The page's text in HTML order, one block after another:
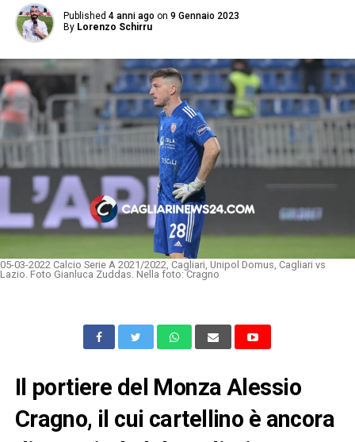
Published 4 anni ago on 9 Gennaio 2023
By Lorenzo Schirru
05-03-2022 Calcio Serie A 2021/2022, Cagliari, Unipol Domus, Cagliari vs
Lazio. Foto Gianluca Zuddas. Nella foto: Cragno
Il portiere del Monza Alessio
Cragno, il cui cartellino è ancora